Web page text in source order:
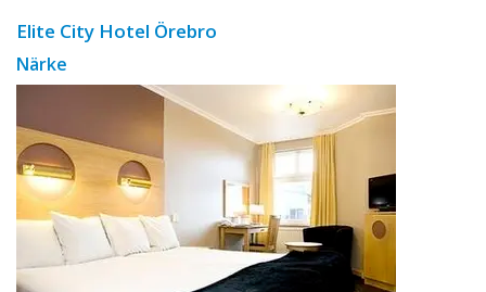
Elite City Hotel Örebro
Närke